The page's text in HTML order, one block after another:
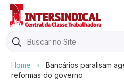
Search
for:
Home ›
Bancários paralisam
reformas do governo